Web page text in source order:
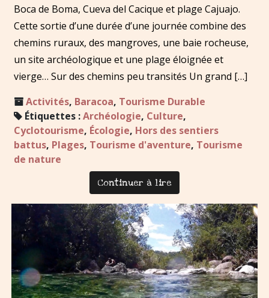
Boca de Boma, Cueva del Cacique et plage Cajuajo.
Cette sortie d’une durée d’une journée combine des
chemins ruraux, des mangroves, une baie rocheuse,
un site archéologique et une plage éloignée et
vierge… Sur des chemins peu transités Un grand […]
Activités, Baracoa, Tourisme Durable
Étiquettes :Archéologie, Culture,
Cyclotourisme, Écologie, Hors des sentiers
battus, Plages, Tourisme d'aventure, Tourisme
de nature
Continuer à lire